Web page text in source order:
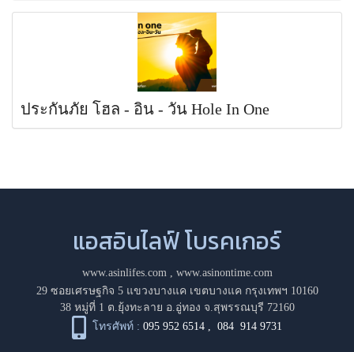
ประกันภัย โฮล - อิน - วัน Hole In One
แอสอินไลฟ์ โบรคเกอร์
www.asinlifes.com, www.asinontime.com
29 ซอยเศรษฐกิจ 5 แขวงบางแค เขตบางแค กรุงเทพฯ 10160
38 หมู่ที่ 1 ต.ยุ้งทะลาย อ.อู่ทอง จ.สุพรรณบุรี 72160
โทรศัพท์ : 095 952 6514 ,084 914 9731